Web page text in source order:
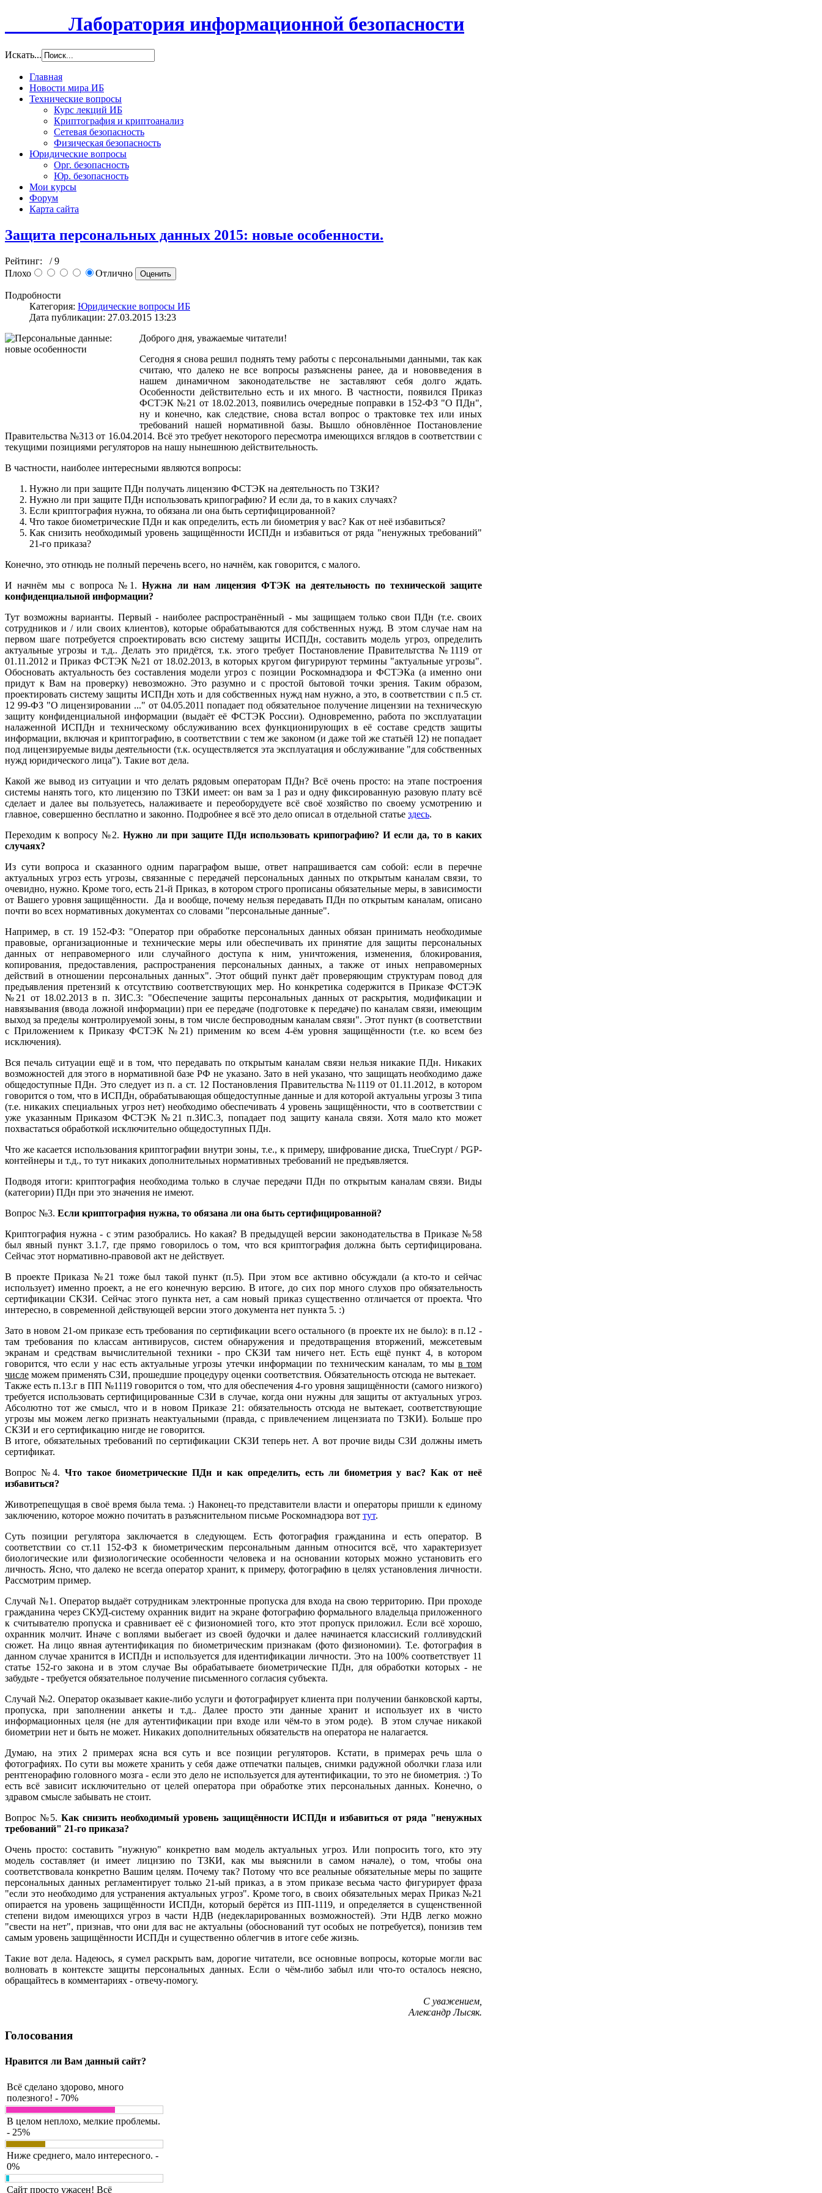
Лаборатория информационной безопасности
Искать...
Главная
Новости мира ИБ
Технические вопросы
Курс лекций ИБ
Криптография и криптоанализ
Сетевая безопасность
Физическая безопасность
Юридические вопросы
Орг. безопасность
Юр. безопасность
Мои курсы
Форум
Карта сайта
Защита персональных данных 2015: новые особенности.
Рейтинг:
/ 9
Плохо
Отлично
Подробности
Категория: Юридические вопросы ИБ
Дата публикации: 27.03.2015 13:23
Доброго дня, уважаемые читатели!
Сегодня я снова решил поднять тему работы с персональными данными, так как
считаю, что далеко не все вопросы разъяснены ранее, да и нововведения в
нашем динамичном законодательстве не заставляют себя долго ждать.
Особенности действительно есть и их много. В частности, появился Приказ
ФСТЭК №21 от 18.02.2013, появились очередные поправки в 152-ФЗ "О ПДн",
ну и конечно, как следствие, снова встал вопрос о трактовке тех или иных
требований нашей нормативной базы. Вышло обновлённое Постановление
Правительства №313 от 16.04.2014. Всё это требует некоторого пересмотра имеющихся вглядов в соответствии с
текущими позициями регуляторов на нашу нынешнюю действительность.
В частности, наиболее интересными являются вопросы:
Нужно ли при защите ПДн получать лицензию ФСТЭК на деятельность по ТЗКИ?
Нужно ли при защите ПДн использовать крипографию? И если да, то в каких случаях?
Если криптография нужна, то обязана ли она быть сертифицированной?
Что такое биометрические ПДн и как определить, есть ли биометрия у вас? Как от неё избавиться?
Как снизить необходимый уровень защищённости ИСПДн и избавиться от ряда "ненужных требований"
21-го приказа?
Конечно, это отнюдь не полный перечень всего, но начнём, как говорится, с малого.
И начнём мы с вопроса №1.Нужна ли нам лицензия ФТЭК на деятельность по технической защите
конфиденциальной информации?
Тут возможны варианты. Первый - наиболее распространённый - мы защищаем только свои ПДн (т.е. своих
сотрудников и / или своих клиентов), которые обрабатываются для собственных нужд. В этом случае нам на
первом шаге потребуется спроектировать всю систему защиты ИСПДн, составить модель угроз, определить
актуальные угрозы и т.д.. Делать это придётся, т.к. этого требует Постановление Правительтства №1119 от
01.11.2012 и Приказ ФСТЭК №21 от 18.02.2013, в которых кругом фигурируют термины "актуальные угрозы".
Обосновать актуальность без составления модели угроз с позиции Роскомнадзора и ФСТЭКа (а именно они
придут к Вам на проверку) невозможно. Это разумно и с простой бытовой точки зрения. Таким образом,
проектировать систему защиты ИСПДн хоть и для собственных нужд нам нужно, а это, в соответствии с п.5 ст.
12 99-ФЗ "О лицензировании ..." от 04.05.2011 попадает под обязательное получение лицензии на техническую
защиту конфиденциальной информации (выдаёт её ФСТЭК России). Одновременно, работа по эксплуатации
налаженной ИСПДн и техническому обслуживанию всех функционирующих в её составе средств защиты
информации, включая и криптографию, в соответствии с тем же законом (и даже той же статьёй 12) не попадает
под лицензируемые виды деятельности (т.к. осуществляется эта эксплуатация и обслуживание "для собственных
нужд юридического лица"). Такие вот дела.
Какой же вывод из ситуации и что делать рядовым операторам ПДн? Всё очень просто: на этапе построения
системы нанять того, кто лицензию по ТЗКИ имеет: он вам за 1 раз и одну фиксированную разовую плату всё
сделает и далее вы пользуетесь, налаживаете и переоборудуете всё своё хозяйство по своему усмотрению и
главное, совершенно бесплатно и законно. Подробнее я всё это дело описал в отдельной статье здесь.
Переходим к вопросу №2. Нужно ли при защите ПДн использовать крипографию? И если да, то в каких
случаях?
Из сути вопроса и сказанного одним параграфом выше, ответ напрашивается сам собой: если в перечне
актуальных угроз есть угрозы, связанные с передачей персональных данных по открытым каналам связи, то
очевидно, нужно. Кроме того, есть 21-й Приказ, в котором строго прописаны обязательные меры, в зависимости
от Вашего уровня защищённости. Да и вообще, почемунельзяпередавать ПДн по открытым каналам, описано
почти во всех нормативных документах со словами "персональные данные".
Например, в ст. 19 152-ФЗ: "Оператор при обработке персональных данных обязан принимать необходимые
правовые, организационные и технические меры или обеспечивать их принятие для защиты персональных
данных от неправомерного или случайного доступа к ним, уничтожения, изменения, блокирования,
копирования, предоставления, распространения персональных данных, а также от иных неправомерных
действий в отношении персональных данных". Этот общий пункт даёт проверяющим структурам повод для
предъявления претензий к отсутствию соответствующих мер. Но конкретика содержится в Приказе ФСТЭК
№21 от 18.02.2013 в п. ЗИС.3: "Обеспечение защиты персональных данных от раскрытия, модификации и
навязывания (ввода ложной информации) при ее передаче (подготовке к передаче) по каналам связи, имеющим
выход за пределы контролируемой зоны, в том числе беспроводным каналам связи". Этот пункт (в соответствии
с Приложением к Приказу ФСТЭК №21) применим ко всем 4-ём уровня защищённости (т.е. ко всем без
исключения).
Вся печаль ситуации ещё и в том, что передавать по открытым каналам связи нельзя никакие ПДн. Никаких
возможностей для этого в нормативной базе РФ не указано. Зато в ней указано, что защищать необходимо даже
общедоступные ПДн. Это следует из п. а ст. 12 Постановления Правительства №1119 от 01.11.2012, в котором
говорится о том, что в ИСПДн, обрабатывающая общедоступные данные и для которой актуальны угрозы 3 типа
(т.е. никаких специальных угроз нет) необходимо обеспечивать 4 уровень защищённости, что в соответствии с
уже указанным Приказом ФСТЭК №21 п.ЗИС.3, попадает под защиту канала связи. Хотя мало кто может
похвастаться обработкой исключительно общедоступных ПДн.
Что же касается использования криптографии внутри зоны, т.е., к примеру, шифрование диска, TrueCrypt / PGP-
контейнеры и т.д., то тут никаких дополнительных нормативных требований не предъявляется.
Подводя итоги: криптография необходима только в случае передачи ПДн по открытым каналам связи. Виды
(категории) ПДн при это значения не имеют.
Вопрос №3. Если криптография нужна, то обязана ли она быть сертифицированной?
Криптография нужна - с этим разобрались. Но какая? В предыдущей версии законодательства в Приказе №58
был явный пункт 3.1.7, где прямо говорилось о том, что вся криптография должна быть сертифицирована.
Сейчас этот нормативно-правовой акт не действует.
В проекте Приказа №21 тоже был такой пункт (п.5). При этом все активно обсуждали (а кто-то и сейчас
использует) именно проект, а не его конечную версию. В итоге, до сих пор много слухов про обязательность
сертификации СКЗИ. Сейчас этого пункта нет, а сам новый приказ существенно отличается от проекта. Что
интересно, в современной действующей версии этого документа нет пункта 5. :)
Зато в новом 21-ом приказе есть требования по сертификации всего остального (в проекте их не было): в п.12 -
там требования по классам антивирусов, систем обнаружения и предотвращения вторжений, межсетевым
экранам и средствам вычислительной техники - про СКЗИ там ничего нет. Есть ещё пункт 4, в котором
говорится, что если у нас есть актуальные угрозы утечки информации по техническим каналам, то мы в том
числе можем применять СЗИ, прошедшие процедуру оценки соответствия. Обязательность отсюда не вытекает.
Также есть п.13.г в ПП №1119 говорится о том, что для обеспечения 4-го уровня защищённости (самого низкого)
требуется использовать сертифицированные СЗИ в случае, когда они нужны для защиты от актуальных угроз.
Абсолютно тот же смысл, что и в новом Приказе 21: обязательность отсюда не вытекает, соответствующие
угрозы мы можем легко признать неактуальными (правда, с привлечением лицензиата по ТЗКИ). Больше про
СКЗИ и его сертификацию нигде не говорится.
В итоге, обязательных требований по сертификации СКЗИ теперь нет. А вот прочие виды СЗИ должны иметь
сертификат.
Вопрос №4. Что такое биометрические ПДн и как определить, есть ли биометрия у вас? Как от неё
избавиться?
Животрепещущая в своё время была тема. :) Наконец-то представители власти и операторы пришли к единому
заключению, которое можно почитать в разъяснительном письме Роскомнадзора вот тут.
Суть позиции регулятора заключается в следующем. Есть фотография гражданина и есть оператор. В
соответствии со ст.11 152-ФЗ к биометрическим персональным данным относится всё, что характеризует
биологические или физиологические особенности человека и на основании которых можно установить его
личность. Ясно, что далеко не всегда оператор хранит, к примеру, фотографию в целях установления личности.
Рассмотрим пример.
Случай №1. Оператор выдаёт сотрудникам электронные пропуска для входа на свою территорию. При проходе
гражданина через СКУД-систему охранник видит на экране фотографию формального владельца приложенного
к считывателю пропуска и сравнивает её с физиономией того, кто этот пропуск приложил. Если всё хорошо,
охранник молчит. Иначе с воплями выбегает из своей будочки и далее начинается классиский голливудский
сюжет. На лицо явная аутентификация по биометрическим признакам (фото физиономии). Т.е. фотография в
данном случае хранится в ИСПДн и используется для идентификации личности. Это на 100% соответствует 11
статье 152-го закона и в этом случае Вы обрабатываете биометрические ПДн, для обработки которых - не
забудьте - требуется обязательное получение письменного согласия субъекта.
Случай №2. Оператор оказывает какие-либо услуги и фотографирует клиента при получении банковской карты,
пропуска, при заполнении анкеты и т.д.. Далее просто эти данные хранит и использует их в чисто
информационных целя (не для аутентификации при входе или чём-то в этом роде). В этом случае никакой
биометрии нет и быть не может. Никаких дополнительных обязательств на оператора не налагается.
Думаю, на этих 2 примерах ясна вся суть и все позиции регуляторов. Кстати, в примерах речь шла о
фотографиях. По сути вы можете хранить у себя даже отпечатки пальцев, снимки радужной оболчки глаза или
рентгенорафию головного мозга - если это дело не используется для аутентификации, то это не биометрия. :) То
есть всё зависит исключительно от целей оператора при обработке этих персональных данных. Конечно, о
здравом смысле забывать не стоит.
Вопрос №5.Как снизить необходимый уровень защищённости ИСПДн и избавиться от ряда "ненужных
требований" 21-го приказа?
Очень просто: составить "нужную" конкретно вам модель актуальных угроз. Или попросить того, кто эту
модель составляет (и имеет лицнзию по ТЗКИ, как мы выяснили в самом начале), о том, чтобы она
соответствовала конкретно Вашим целям. Почему так? Потому что все реальные обязательные меры по защите
персональных данных регламентирует только 21-ый приказ, а в этом приказе весьма часто фигурирует фраза
"если это необходимо для устранения актуальных угроз". Кроме того, в своих обязательных мерах Приказ №21
опирается на уровень защищённости ИСПДн, который берётся из ПП-1119, и определяется в сущенственной
степени видом имеющихся угроз в части НДВ (недекларированных возможностей). Эти НДВ легко можно
"свести на нет", признав, что они для вас не актуальны (обоснований тут особых не потребуется), понизив тем
самым уровень защищённости ИСПДн и существенно облегчив в итоге себе жизнь.
Такие вот дела. Надеюсь, я сумел раскрыть вам, дорогие читатели, все основные вопросы, которые могли вас
волновать в контексте защиты персональных данных. Если о чём-либо забыл или что-то осталось неясно,
обращайтесь в комментариях - отвечу-помогу.
С уважением,
Александр Лысяк.
Голосования
Нравится ли Вам данный сайт?
Всё сделано здорово, много
полезного! - 70%
В целом неплохо, мелкие проблемы.
- 25%
Ниже среднего, мало интересного. -
0%
Сайт просто ужасен! Всё